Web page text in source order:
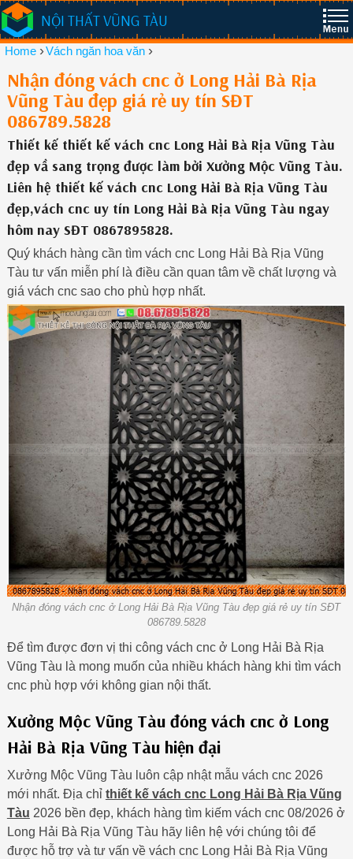
NỘI THẤT VŨNG TÀU
Home ›Vách ngăn hoa văn ›
Nhận đóng vách cnc ở Long Hải Bà Rịa
Vũng Tàu đẹp giá rẻ uy tín SĐT
086789.5828
Thiết kế thiết kế vách cnc Long Hải Bà Rịa Vũng Tàu
đẹp vầ sang trọng được làm bởi Xưởng Mộc Vũng Tàu.
Liên hệ thiết kế vách cnc Long Hải Bà Rịa Vũng Tàu
đẹp,vách cnc uy tín Long Hải Bà Rịa Vũng Tàu ngay
hôm nay SĐT 0867895828.
Quý khách hàng cần tìm vách cnc Long Hải Bà Rịa Vũng
Tàu tư vấn miễn phí là điều cần quan tâm về chất lượng và
giá vách cnc sao cho phù hợp nhất.
Nhận đóng vách cnc ở Long Hải Bà Rịa Vũng Tàu đẹp giá rẻ uy tín SĐT
086789.5828
Để tìm được đơn vị thi công vách cnc ở Long Hải Bà Rịa
Vũng Tàu là mong muốn của nhiều khách hàng khi tìm vách
cnc phù hợp với không gian nội thất.
Xưởng Mộc Vũng Tàu đóng vách cnc ở Long
Hải Bà Rịa Vũng Tàu hiện đại
Xưởng Mộc Vũng Tàu luôn cập nhật mẫu vách cnc 2026
mới nhất. Địa chỉ thiết kế vách cnc Long Hải Bà Rịa Vũng
Tàu 2026 bền đẹp, khách hàng tìm kiếm vách cnc 08/2026 ở
Long Hải Bà Rịa Vũng Tàu hãy liên hệ với chúng tôi để
được hỗ trợ và tư vấn về vách cnc Long Hải Bà Rịa Vũng